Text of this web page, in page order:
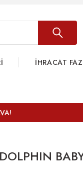
İHRACAT